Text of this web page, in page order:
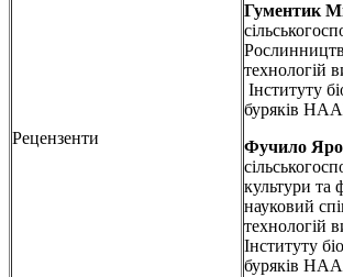
Рецензенти
Гументик
технологій
Інституту
Фучило
культури та
науковий
технологій
Інституту